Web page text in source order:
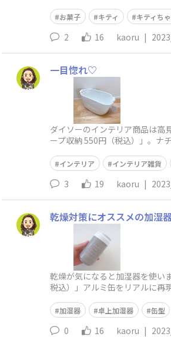
お菓子 キティ キティち
2 16 kaoru |
一目惚れ♡
ダイソーのインテリア商品は高
ープ収納 550円（税込）」。ナ
インテリア インテリア雑貨
3 19 kaoru |
乾燥対策にオススメの加湿
乾燥が気になると加湿器を使い
税込）」アルミ缶をリアルに再
加湿器 卓上加湿器 缶型
0 16 kaoru |